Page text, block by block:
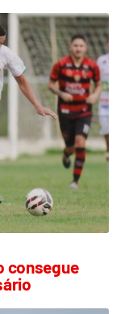
consegue